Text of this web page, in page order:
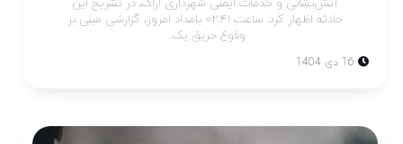
حادثه اظهار کرد: ساعت ۰۲:۴۱ بامداد امروز، گزارشی مبنی بر
وقوع حریق یک...
16 دی 1404